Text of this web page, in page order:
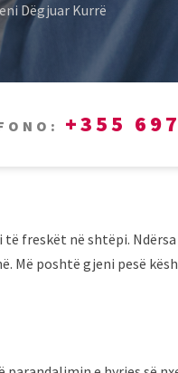
Dëgjuar Kurrë
+355
freskët në shtëpi.
Më poshtë gjeni pesë